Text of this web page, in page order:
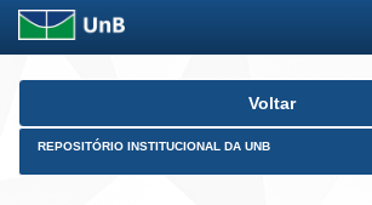
Skip
Voltar
REPOSITÓRIO INSTITUCIONAL DA UNB